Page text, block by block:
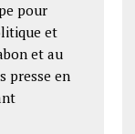
pour
et
et au
presse en